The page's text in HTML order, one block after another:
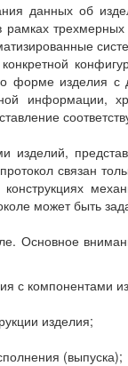
данных об
форме изделия
информации,
изделий,
связан
может быть
Основное
с компонентами
изделия;
(выпуска);